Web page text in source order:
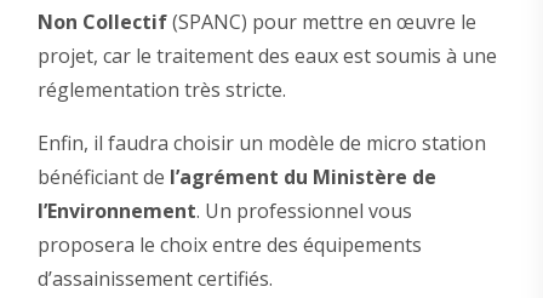
Non Collectif(SPANC) pour mettre en œuvre le
projet, car le traitement des eaux est soumis à une
réglementation très stricte.
Enfin, il faudra choisir un modèle de micro station
bénéficiant de l’agrément du Ministère de
l’Environnement. Un professionnel vous
proposera le choix entre des équipements
d’assainissement certifiés.